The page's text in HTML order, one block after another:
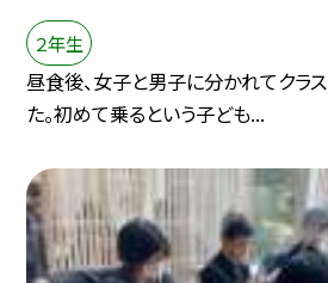
２年生
昼食後、女子と男子に分かれてクラ
た。初めて乗るという子ども...